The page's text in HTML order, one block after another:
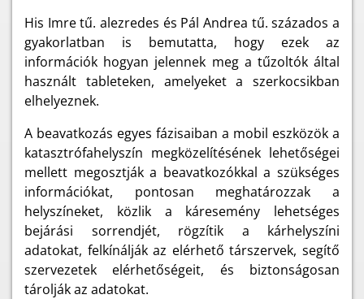
His Imre tű. alezredes és Pál Andrea tű. százados a
gyakorlatban is bemutatta, hogy ezek az
információk hogyan jelennek meg a tűzoltók által
használt tableteken, amelyeket a szerkocsikban
elhelyeznek.
A beavatkozás egyes fázisaiban a mobil eszközök a
katasztrófahelyszín megközelítésének lehetőségei
mellett megosztják a beavatkozókkal a szükséges
információkat, pontosan meghatározzak a
helyszíneket, közlik a káresemény lehetséges
bejárási sorrendjét, rögzítik a kárhelyszíni
adatokat, felkínálják az elérhető társzervek, segítő
szervezetek elérhetőségeit, és biztonságosan
tárolják az adatokat.